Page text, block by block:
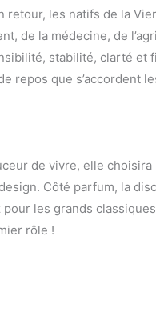
les natifs de la
de la médecine, de
stabilité, clarté
que s’accordent
de vivre, elle
Côté parfum, la
les grands
rôle !